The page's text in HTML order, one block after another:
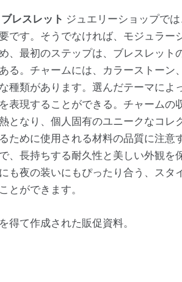
レスレット ジュエリーショップで
です。そうでなければ、モジュラー
、最初のステップは、ブレスレット
る。チャームには、カラーストーン
種類があります。選んだテーマによ
表現することができる。チャームの
となり、個人固有のユニークなコレ
ために使用される材料の品質に注意
、長持ちする耐久性と美しい外観を
も夜の装いにもぴったり合う、スタ
とができます。
得て作成された販促資料。